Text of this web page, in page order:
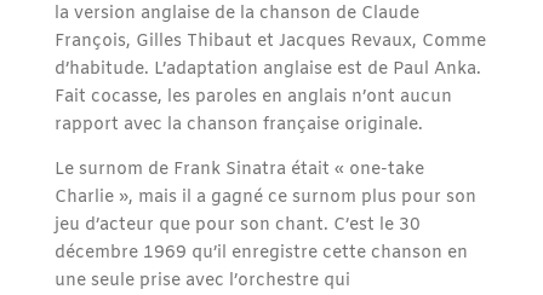
la version anglaise de la chanson de Claude
François, Gilles Thibaut et Jacques Revaux, Comme
d’habitude. L’adaptation anglaise est de Paul Anka.
Fait cocasse, les paroles en anglais n’ont aucun
rapport avec la chanson française originale.
Le surnom de Frank Sinatra était « one-take
Charlie », mais il a gagné ce surnom plus pour son
jeu d’acteur que pour son chant. C’est le 30
décembre 1969 qu’il enregistre cette chanson en
une seule prise avec l’orchestre qui